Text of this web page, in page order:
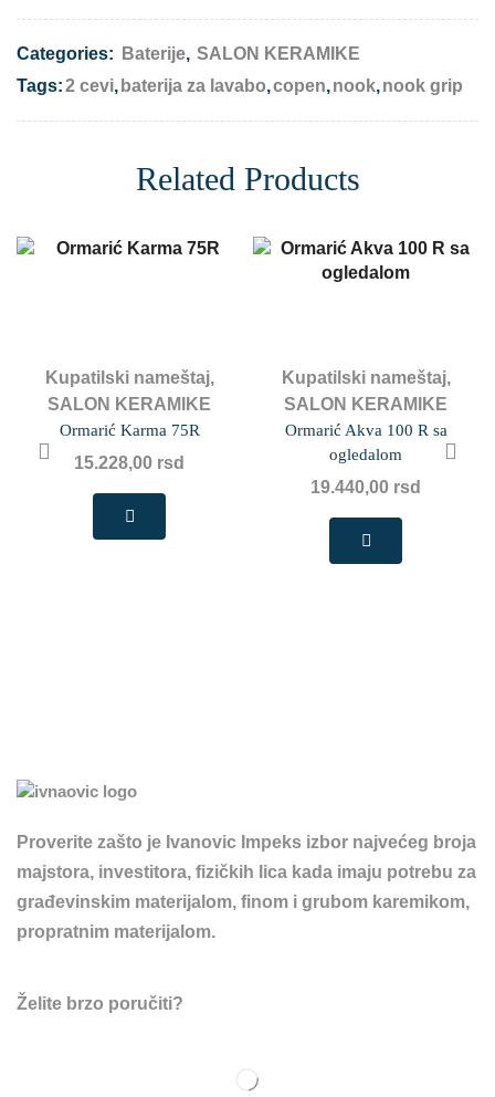
Categories: Baterije, SALON KERAMIKE
Tags:2 cevi, baterija za lavabo,copen,nook,nook grip
Related Products
Kupatilski nameštaj,
SALON KERAMIKE
Ormarić Karma 75R
15.228,00 rsd
Kupatilski nameštaj,
SALON KERAMIKE
Ormarić Akva 100 R sa
ogledalom
19.440,00 rsd
Proverite zašto je Ivanovic Impeks izbor najvećeg broja
majstora, investitora, fizičkih lica kada imaju potrebu za
građevinskim materijalom, finom i grubom karemikom,
propratnim materijalom.
Želite brzo poručiti?